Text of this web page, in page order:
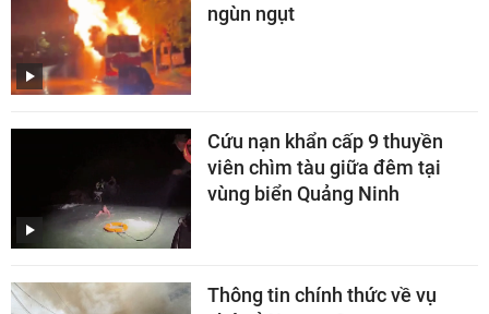
ngùn ngụt
Cứu nạn khẩn cấp 9 thuyền
viên chìm tàu giữa đêm tại
vùng biển Quảng Ninh
Thông tin chính thức về vụ